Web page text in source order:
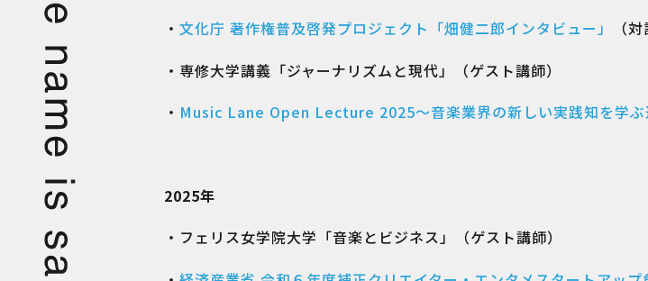
・ 文化庁 著作権普及啓発プロジェクト「畑健二郎インタビュー」
（対
・専修大学講義「ジャーナリズムと現代」（ゲスト講師）
・ Music Lane Open Lecture 2025〜音楽業界の新しい実践知を学ぶ
2025年
・フェリス女学院大学「音楽とビジネス」（ゲスト講師）